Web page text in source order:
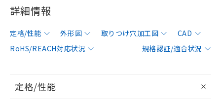
詳細情報
定格/性能 外形図 取りつけ穴加工図
CAD
RoHS/REACH対応状況
規格認証/適合状況
定格/性能